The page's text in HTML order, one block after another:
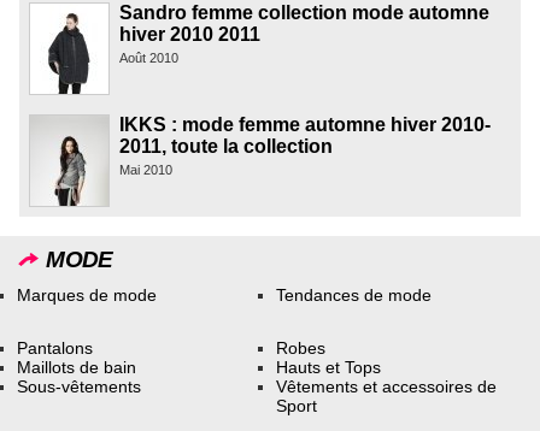
Sandro femme collection mode automne
hiver 2010 2011
Août 2010
IKKS : mode femme automne hiver 2010-
2011, toute la collection
Mai 2010
MODE
Marques de mode Tendances de mode
Pantalons
Maillots de bain
Sous-vêtements
Robes
Hauts et Tops
Vêtements et accessoires de
Sport